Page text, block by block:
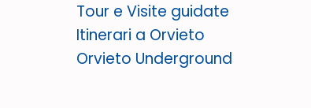
Tour e Visite guidate
Itinerari a Orvieto
Orvieto Underground